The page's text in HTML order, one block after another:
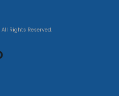
Rights Reserved.